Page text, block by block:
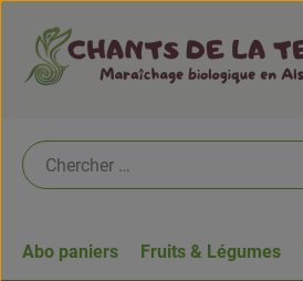
Abo paniers Fruits & Légumes